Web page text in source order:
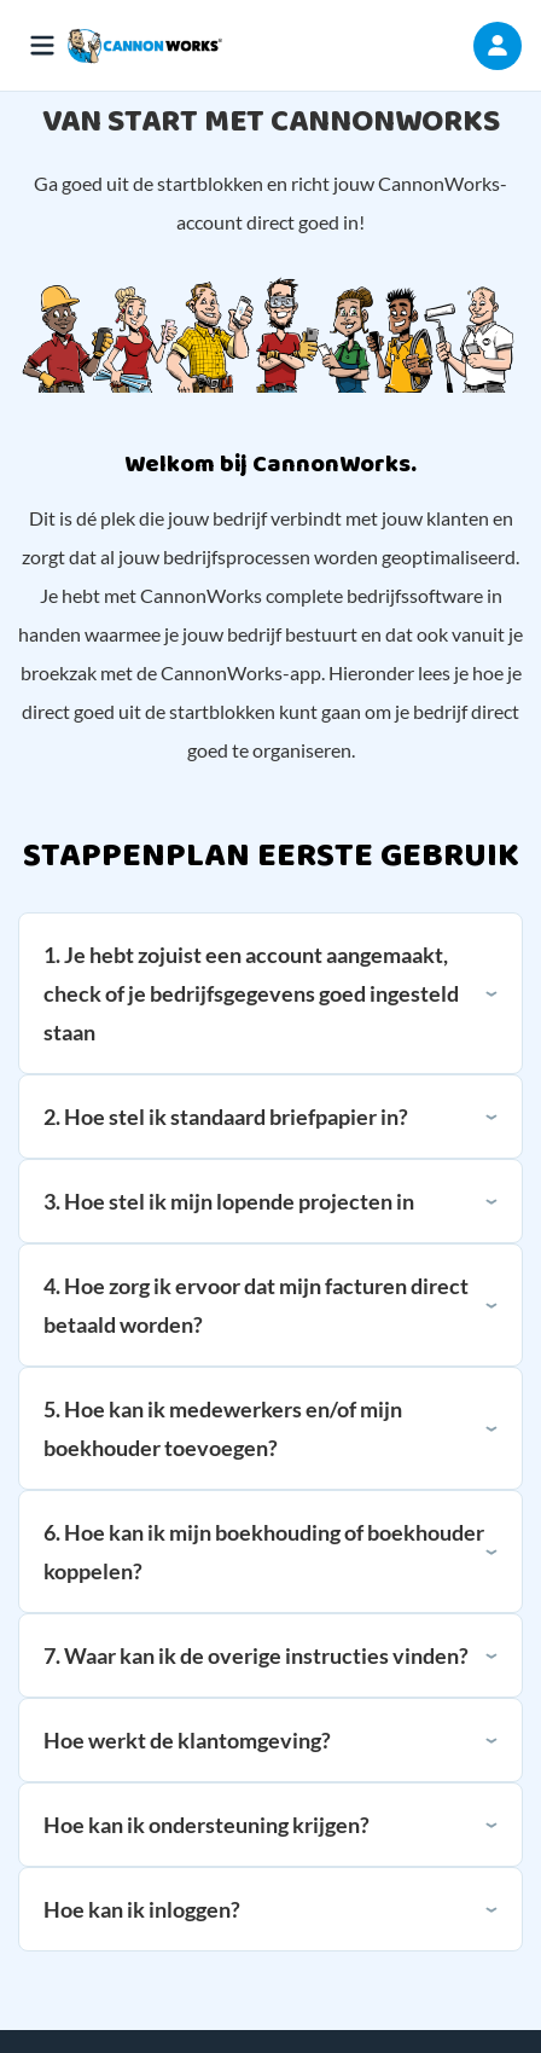
VAN START MET CANNONWORKS
Ga goed uit de startblokken en richt jouw CannonWorks-
account direct goed in!
Welkom bij CannonWorks.
Dit is dé plek die jouw bedrijf verbindt met jouw klanten en
zorgt dat al jouw bedrijfsprocessen worden geoptimaliseerd.
Je hebt met CannonWorks complete bedrijfssoftware in
handen waarmee je jouw bedrijf bestuurt en dat ook vanuit je
broekzak met de CannonWorks-app. Hieronder lees je hoe je
direct goed uit de startblokken kunt gaan om je bedrijf direct
goed te organiseren.
STAPPENPLAN EERSTE GEBRUIK
1. Je hebt zojuist een account aangemaakt,
check of je bedrijfsgegevens goed ingesteld
staan
2. Hoe stel ik standaard briefpapier in?
3. Hoe stel ik mijn lopende projecten in
4. Hoe zorg ik ervoor dat mijn facturen direct
betaald worden?
5. Hoe kan ik medewerkers en/of mijn
boekhouder toevoegen?
6. Hoe kan ik mijn boekhouding of boekhouder
koppelen?
7. Waar kan ik de overige instructies vinden?
Hoe werkt de klantomgeving?
Hoe kan ik ondersteuning krijgen?
Hoe kan ik inloggen?